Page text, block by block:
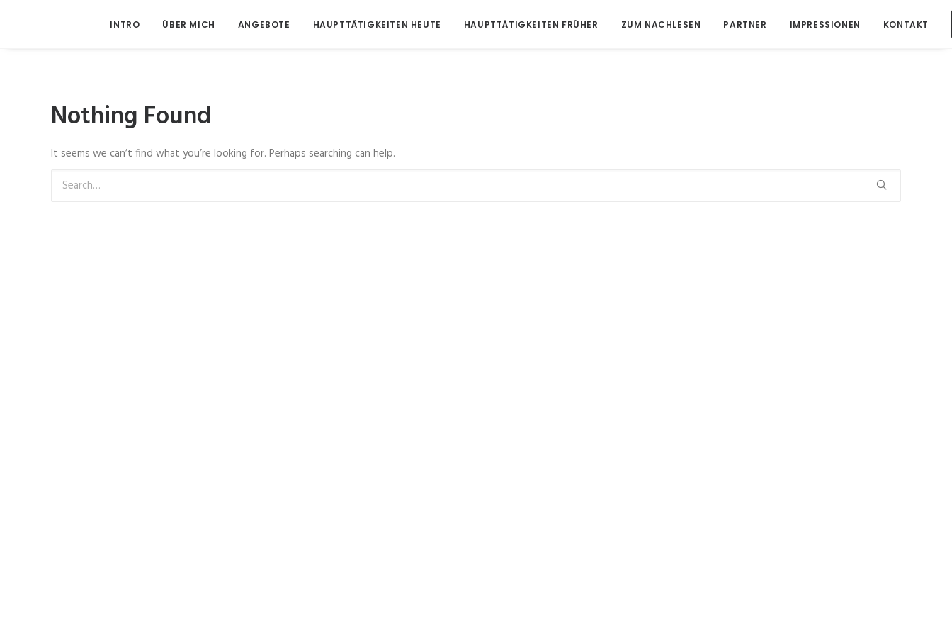
INTRO ÜBER MICH ANGEBOTE HAUPTTÄTIGKEITEN HEUTE HAUPTTÄTIGKEITEN FRÜHER ZUM NACHLESEN PARTNER IMPRESSIONEN KONTAKT
Nothing Found
It seems we can’t find what you’re looking for. Perhaps searching can help.